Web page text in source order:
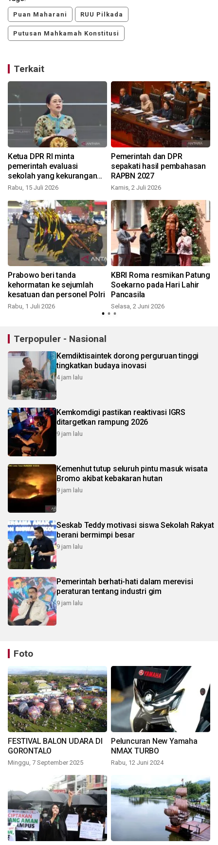
Puan Maharani RUU Pilkada
Putusan Mahkamah Konstitusi
Terkait
Ketua DPR RI minta
pemerintah evaluasi
sekolah yang kekurangan
murid
Rabu, 15 Juli 2026
Pemerintah dan DPR
sepakati hasil pembahasan
RAPBN 2027
Kamis, 2 Juli 2026
Prabowo beri tanda
kehormatan ke sejumlah
kesatuan dan personel Polri
Rabu, 1 Juli 2026
KBRI Roma resmikan Patung
Soekarno pada Hari Lahir
Pancasila
Selasa, 2 Juni 2026
Terpopuler - Nasional
Kemdiktisaintek dorong perguruan tinggi
tingkatkan budaya inovasi
4 jam lalu
Kemkomdigi pastikan reaktivasi IGRS
ditargetkan rampung 2026
9 jam lalu
Kemenhut tutup seluruh pintu masuk wisata
Bromo akibat kebakaran hutan
9 jam lalu
Seskab Teddy motivasi siswa Sekolah Rakyat
berani bermimpi besar
9 jam lalu
Pemerintah berhati-hati dalam merevisi
peraturan tentang industri gim
9 jam lalu
Foto
FESTIVAL BALON UDARA DI
GORONTALO
Minggu, 7 September 2025
Peluncuran New Yamaha
NMAX TURBO
Rabu, 12 Juni 2024